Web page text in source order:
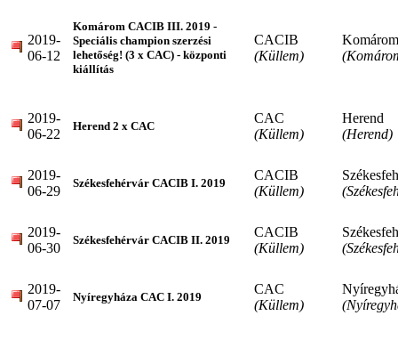
2019-
06-12
Komárom CACIB III. 2019 -
Speciális champion szerzési
lehetőség! (3 x CAC) - központi
kiállítás
CACIB
(Küllem)
Komárom
2019-
06-22
Herend 2 x CAC
CAC
(Küllem)
Herend
(Herend)
2019-
06-29
Székesfehérvár CACIB I. 2019
CACIB
(Küllem)
2019-
06-30
Székesfehérvár CACIB II. 2019
CACIB
(Küllem)
2019-
07-07
Nyíregyháza CAC I. 2019
CAC
(Küllem)